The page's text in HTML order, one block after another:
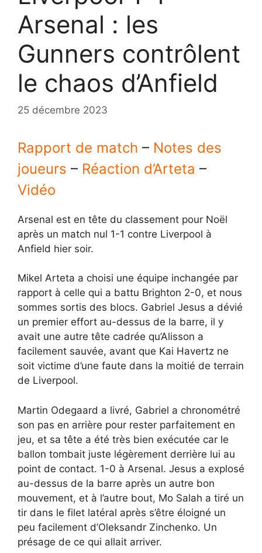
Arsenal : les
Gunners contrôlent
le chaos d’Anfield
25 décembre 2023
Rapport de match – Notes des
joueurs – Réaction d’Arteta –
Vidéo
Arsenal est en tête du classement pour Noël
après un match nul 1-1 contre Liverpool à
Anfield hier soir.
Mikel Arteta a choisi une équipe inchangée par
rapport à celle qui a battu Brighton 2-0, et nous
sommes sortis des blocs. Gabriel Jesus a dévié
un premier effort au-dessus de la barre, il y
avait une autre tête cadrée qu’Alisson a
facilement sauvée, avant que Kai Havertz ne
soit victime d’une faute dans la moitié de terrain
de Liverpool.
Martin Odegaard a livré, Gabriel a chronométré
son pas en arrière pour rester parfaitement en
jeu, et sa tête a été très bien exécutée car le
ballon tombait juste légèrement derrière lui au
point de contact. 1-0 à Arsenal. Jesus a explosé
au-dessus de la barre après un autre bon
mouvement, et à l’autre bout, Mo Salah a tiré un
tir dans le filet latéral après s’être éloigné un
peu facilement d’Oleksandr Zinchenko. Un
présage de ce qui allait arriver.